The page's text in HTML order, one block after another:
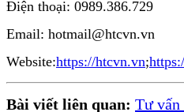
Điện thoại: 0989.386.729
Email: hotmail@htcvn.vn
Website:https://htcvn.vn;
Bài viết liên quan: Tư vấn